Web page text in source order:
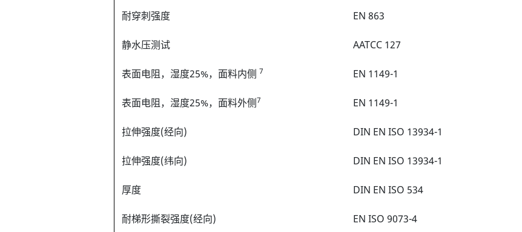
耐穿刺强度 EN 863
静水压测试 AATCC 127
表面电阻，湿度25%，面料内侧 7 EN 1149-1
表面电阻，湿度25%，面料外侧7 EN 1149-1
拉伸强度(经向) DIN EN ISO 13934-1
拉伸强度(纬向) DIN EN ISO 13934-1
厚度 DIN EN ISO 534
耐梯形撕裂强度(经向) EN ISO 9073-4